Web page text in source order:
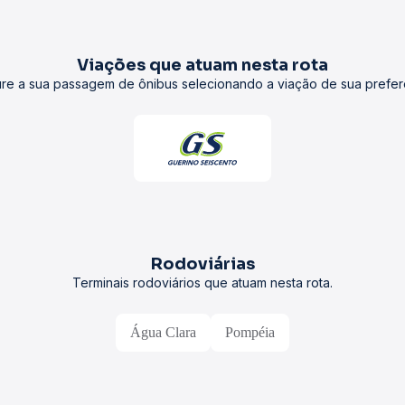
Viações que atuam nesta rota
a sua passagem de ônibus selecionando a viação de sua
Rodoviárias
Terminais rodoviários que atuam nesta rota.
Água Clara Pompéia